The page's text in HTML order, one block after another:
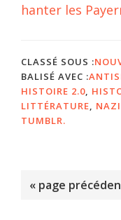
hanter les
CLASSÉ SOUS :
BALISÉ AVEC :
HISTOIRE 2.0
LITTÉRATURE
TUMBLR.
« Aller
page